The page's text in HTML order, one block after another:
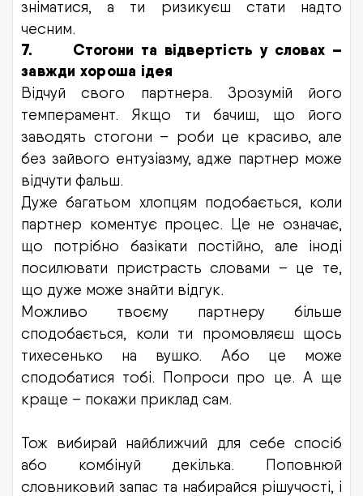
зніматися, а ти ризикуєш стати надто
чесним.
7.
Стогони та відвертість у словах –
завжди хороша ідея
Відчуй свого партнера. Зрозумій його
темперамент. Якщо ти бачиш, що його
заводять стогони – роби це красиво, але
без зайвого ентузіазму, адже партнер може
відчути фальш.
Дуже багатьом хлопцям подобається, коли
партнер коментує процес. Це не означає,
що потрібно базікати постійно, але іноді
посилювати пристрасть словами – це те,
що дуже може знайти відгук.
Можливо твоєму партнеру більше
сподобається, коли ти промовляєш щось
тихесенько на вушко. Або це може
сподобатися тобі. Попроси про це. А ще
краще – покажи приклад сам.
Тож вибирай найближчий для себе спосіб
або комбінуй декілька. Поповнюй
словниковий запас та набирайся рішучості, і